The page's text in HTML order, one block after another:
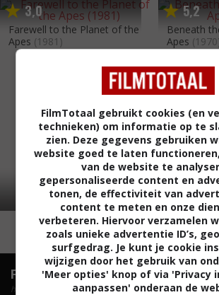
3,0
Farewell to the Planet of the
Apes (1981)
5,2
Beneath
Apes
FilmTotaal.Hét online
hosted by
FilmTotaal gebruikt cookies (en
technieken) om informatie op te
zien. Deze gegevens gebruiken
website goed te laten
van de website te
gepersonaliseerde content en
tonen, de effectiviteit van
content te meten en onze
verbeteren. Hiervoor verzamelen
zoals unieke advertentie ID’s,
surfgedrag. Je kunt je cookie
wijzigen door het gebruik van
'Meer opties' knop of via 'Privacy
aanpassen' onderaan de